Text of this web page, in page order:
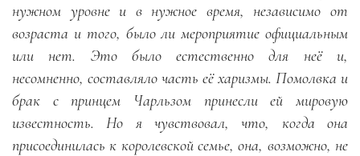
нужном уровне и в нужное время, независимо от
возраста и того, было ли мероприятие официальным
или нет. Это было естественно для неё и,
несомненно, составляло часть её харизмы. Помолвка и
брак с принцем Чарльзом принесли ей мировую
известность. Но я чувствовал, что, когда она
присоединилась к королевской семье, она, возможно, не